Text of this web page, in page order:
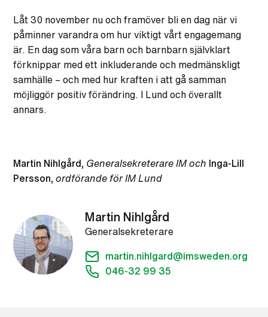
Låt 30 november nu och framöver bli en dag när vi
påminner varandra om hur viktigt vårt engagemang
är. En dag som våra barn och barnbarn självklart
förknippar med ett inkluderande och medmänskligt
samhälle – och med hur kraften i att gå samman
möjliggör positiv förändring. I Lund och överallt
annars.
Martin Nihlgård, Generalsekreterare IM och
Inga-Lill
Persson,ordförande för IM Lund
Martin Nihlgård
Generalsekreterare
martin.nihlgard@imsweden.org
046-32 99 35